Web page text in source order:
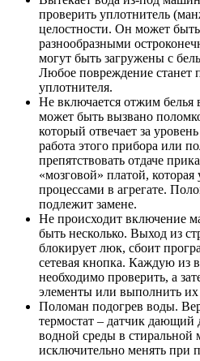
проверить уплотнитель
целостности. Он может
разнообразными
могут быть загружены с
Любое повреждение станет
уплотнителя.
Не включается отжим
может быть вызвано
который отвечает за
работа этого прибора или
препятствовать отдаче
«мозговой» платой, которая
процессами в агрегате.
подлежит замене.
Не происходит включение
быть несколько. Выход из
блокирует люк, сбоит
сетевая кнопка. Каждую из
необходимо проверить, а
элементы или выполнить их
Поломан подогрев воды.
термостат – датчик дающий
водной среды в стиральной
исключительно менять при